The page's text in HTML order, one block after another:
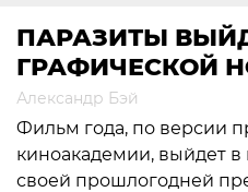
ПАРАЗИТЫ
ГРАФИЧЕСКОЙ
Александр Бэй
Фильм года, по версии
киноакадемии, выйдет
своей прошлогодней